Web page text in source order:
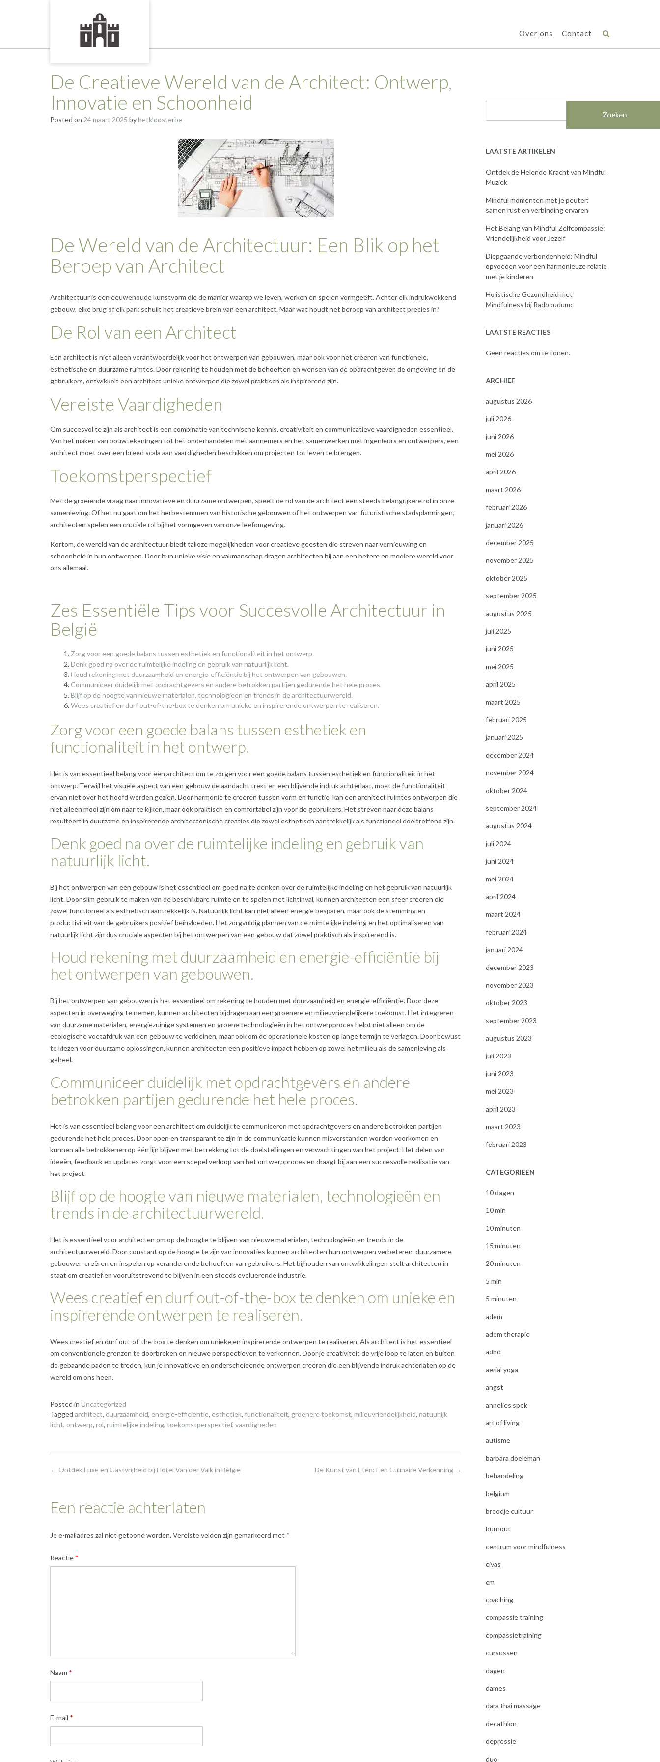
Over ons Contact
De Creatieve Wereld van de Architect: Ontwerp,
Innovatie en Schoonheid
Posted on 24 maart 2025 byhetkloosterbe
De Wereld van de Architectuur: Een Blik op het
Beroep van Architect
Architectuur is een eeuwenoude kunstvorm die de manier waarop we leven, werken en spelen vormgeeft. Achter elk indrukwekkend
gebouw, elke brug of elk park schuilt het creatieve brein van een architect. Maar wat houdt het beroep van architect precies in?
De Rol van een Architect
Een architect is niet alleen verantwoordelijk voor het ontwerpen van gebouwen, maar ook voor het creëren van functionele,
esthetische en duurzame ruimtes. Door rekening te houden met de behoeften en wensen van de opdrachtgever, de omgeving en de
gebruikers, ontwikkelt een architect unieke ontwerpen die zowel praktisch als inspirerend zijn.
Vereiste Vaardigheden
Om succesvol te zijn als architect is een combinatie van technische kennis, creativiteit en communicatieve vaardigheden essentieel.
Van het maken van bouwtekeningen tot het onderhandelen met aannemers en het samenwerken met ingenieurs en ontwerpers, een
architect moet over een breed scala aan vaardigheden beschikken om projecten tot leven te brengen.
Toekomstperspectief
Met de groeiende vraag naar innovatieve en duurzame ontwerpen, speelt de rol van de architect een steeds belangrijkere rol in onze
samenleving. Of het nu gaat om het herbestemmen van historische gebouwen of het ontwerpen van futuristische stadsplanningen,
architecten spelen een cruciale rol bij het vormgeven van onze leefomgeving.
Kortom, de wereld van de architectuur biedt talloze mogelijkheden voor creatieve geesten die streven naar vernieuwing en
schoonheid in hun ontwerpen. Door hun unieke visie en vakmanschap dragen architecten bij aan een betere en mooiere wereld voor
ons allemaal.
Zes Essentiële Tips voor Succesvolle Architectuur in
België
Zorg voor een goede balans tussen esthetiek en functionaliteit in het ontwerp.
Denk goed na over de ruimtelijke indeling en gebruik van natuurlijk licht.
Houd rekening met duurzaamheid en energie-efficiëntie bij het ontwerpen van gebouwen.
Communiceer duidelijk met opdrachtgevers en andere betrokken partijen gedurende het hele proces.
Blijf op de hoogte van nieuwe materialen, technologieën en trends in de architectuurwereld.
Wees creatief en durf out-of-the-box te denken om unieke en inspirerende ontwerpen te realiseren.
Zorg voor een goede balans tussen esthetiek en
functionaliteit in het ontwerp.
Het is van essentieel belang voor een architect om te zorgen voor een goede balans tussen esthetiek en functionaliteit in het
ontwerp. Terwijl het visuele aspect van een gebouw de aandacht trekt en een blijvende indruk achterlaat, moet de functionaliteit
ervan niet over het hoofd worden gezien. Door harmonie te creëren tussen vorm en functie, kan een architect ruimtes ontwerpen die
niet alleen mooi zijn om naar te kijken, maar ook praktisch en comfortabel zijn voor de gebruikers. Het streven naar deze balans
resulteert in duurzame en inspirerende architectonische creaties die zowel esthetisch aantrekkelijk als functioneel doeltreffend zijn.
Denk goed na over de ruimtelijke indeling en gebruik van
natuurlijk licht.
Bij het ontwerpen van een gebouw is het essentieel om goed na te denken over de ruimtelijke indeling en het gebruik van natuurlijk
licht. Door slim gebruik te maken van de beschikbare ruimte en te spelen met lichtinval, kunnen architecten een sfeer creëren die
zowel functioneel als esthetisch aantrekkelijk is. Natuurlijk licht kan niet alleen energie besparen, maar ook de stemming en
productiviteit van de gebruikers positief beïnvloeden. Het zorgvuldig plannen van de ruimtelijke indeling en het optimaliseren van
natuurlijk licht zijn dus cruciale aspecten bij het ontwerpen van een gebouw dat zowel praktisch als inspirerend is.
Houd rekening met duurzaamheid en energie-efficiëntie bij
het ontwerpen van gebouwen.
Bij het ontwerpen van gebouwen is het essentieel om rekening te houden met duurzaamheid en energie-efficiëntie. Door deze
aspecten in overweging te nemen, kunnen architecten bijdragen aan een groenere en milieuvriendelijkere toekomst. Het integreren
van duurzame materialen, energiezuinige systemen en groene technologieën in het ontwerpproces helpt niet alleen om de
ecologische voetafdruk van een gebouw te verkleinen, maar ook om de operationele kosten op lange termijn te verlagen. Door bewust
te kiezen voor duurzame oplossingen, kunnen architecten een positieve impact hebben op zowel het milieu als de samenleving als
geheel.
Communiceer duidelijk met opdrachtgevers en andere
betrokken partijen gedurende het hele proces.
Het is van essentieel belang voor een architect om duidelijk te communiceren met opdrachtgevers en andere betrokken partijen
gedurende het hele proces. Door open en transparant te zijn in de communicatie kunnen misverstanden worden voorkomen en
kunnen alle betrokkenen op één lijn blijven met betrekking tot de doelstellingen en verwachtingen van het project. Het delen van
ideeën, feedback en updates zorgt voor een soepel verloop van het ontwerpproces en draagt bij aan een succesvolle realisatie van
het project.
Blijf op de hoogte van nieuwe materialen, technologieën en
trends in de architectuurwereld.
Het is essentieel voor architecten om op de hoogte te blijven van nieuwe materialen, technologieën en trends in de
architectuurwereld. Door constant op de hoogte te zijn van innovaties kunnen architecten hun ontwerpen verbeteren, duurzamere
gebouwen creëren en inspelen op veranderende behoeften van gebruikers. Het bijhouden van ontwikkelingen stelt architecten in
staat om creatief en vooruitstrevend te blijven in een steeds evoluerende industrie.
Wees creatief en durf out-of-the-box te denken om unieke en
inspirerende ontwerpen te realiseren.
Wees creatief en durf out-of-the-box te denken om unieke en inspirerende ontwerpen te realiseren. Als architect is het essentieel
om conventionele grenzen te doorbreken en nieuwe perspectieven te verkennen. Door je creativiteit de vrije loop te laten en buiten
de gebaande paden te treden, kun je innovatieve en onderscheidende ontwerpen creëren die een blijvende indruk achterlaten op de
wereld om ons heen.
Posted in Uncategorized
Tagged architect, duurzaamheid, energie-efficiëntie, esthetiek, functionaliteit, groenere toekomst, milieuvriendelijkheid, natuurlijk
licht, ontwerp, rol, ruimtelijke indeling, toekomstperspectief, vaardigheden
Post
De Kunst van Eten: Een Culinaire Verkenning →
← Ontdek Luxe en Gastvrijheid bij Hotel Van der Valk in België
Een reactie achterlaten
Je e-mailadres zal niet getoond worden.Vereiste velden zijn gemarkeerd met *
Reactie *
Naam *
E-mail *
Zoeken
LAATSTE ARTIKELEN
Ontdek de Helende Kracht van Mindful
Muziek
Mindful momenten met je peuter:
samen rust en verbinding ervaren
Het Belang van Mindful Zelfcompassie:
Vriendelijkheid voor Jezelf
Diepgaande verbondenheid: Mindful
opvoeden voor een harmonieuze relatie
met je kinderen
Holistische Gezondheid met
Mindfulness bij Radboudumc
LAATSTE REACTIES
Geen reacties om te tonen.
ARCHIEF
augustus 2026
juli 2026
juni 2026
mei 2026
april 2026
maart 2026
februari 2026
januari 2026
december 2025
november 2025
oktober 2025
september 2025
augustus 2025
juli 2025
juni 2025
mei 2025
april 2025
maart 2025
februari 2025
januari 2025
december 2024
november 2024
oktober 2024
september 2024
augustus 2024
juli 2024
juni 2024
mei 2024
april 2024
maart 2024
februari 2024
januari 2024
december 2023
november 2023
oktober 2023
september 2023
augustus 2023
juli 2023
juni 2023
mei 2023
april 2023
maart 2023
februari 2023
CATEGORIEËN
10 dagen
10 min
10 minuten
15 minuten
20 minuten
5 min
5 minuten
adem
adem therapie
adhd
aerial yoga
angst
annelies spek
art of living
autisme
barbara doeleman
behandeling
belgium
broodje cultuur
burnout
centrum voor mindfulness
civas
cm
coaching
compassie training
compassietraining
cursussen
dagen
dames
dara thai massage
decathlon
depressie
duo